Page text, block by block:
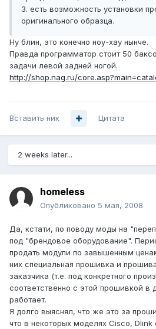
3. есть возможность установки
оригинального образца.
Ну блин, это конечно ноу-хау нынче.
Правда программатор стоит 50
задачи левой задней ногой.
http://shop.nag.ru/
Вставить ник Цитата
2 weeks later...
homeless
Опубликовано 5 мая, 2008
Да, кстати, по поводу моды на
под "брендовое оборудование".
продать модули по завышенным
них специальная прошивка и
заказчика (т.е. под конкретного
соответственно с этой прошивкой в
работает.
Я долго выяснял, что же это за
что в некоторых моделях Cisco, Dlink